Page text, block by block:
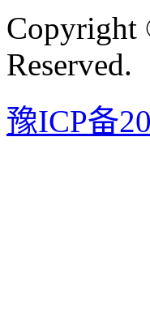
Copyright
Reserved.
豫ICP备